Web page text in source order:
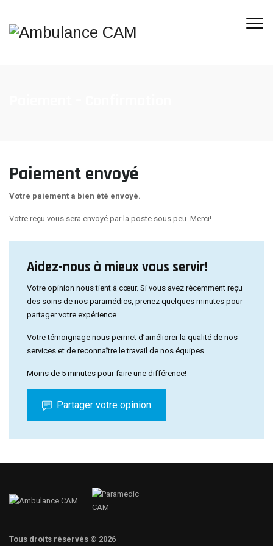
Paiement envoyé
Votre paiement a bien été envoyé.
Votre reçu vous sera envoyé par la poste sous peu. Merci!
Aidez-nous à mieux vous servir!
Votre opinion nous tient à cœur. Si vous avez récemment reçu
des soins de nos paramédics, prenez quelques minutes pour
partager votre expérience.
Votre témoignage nous permet d’améliorer la qualité de nos
services et de reconnaître le travail de nos équipes.
Moins de 5 minutes pour faire une différence!
Partager votre opinion
Tous droits réservés © 2026